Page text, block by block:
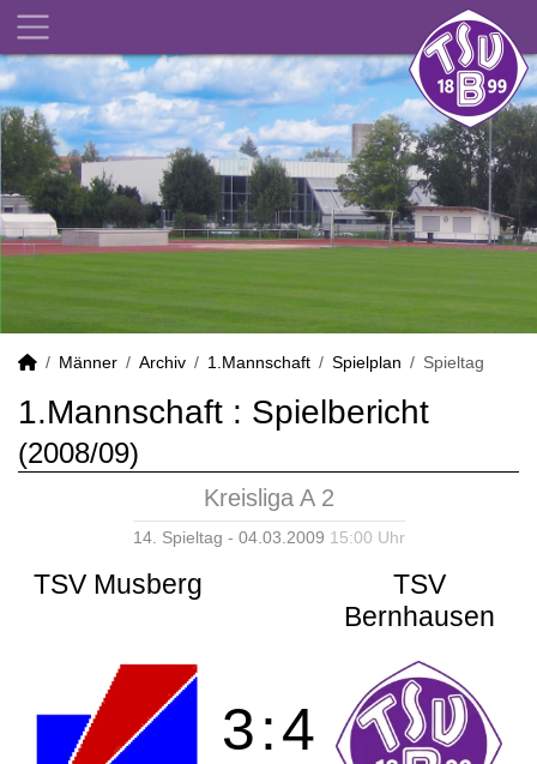
Männer Archiv 1.Mannschaft Spielplan Spieltag
1.Mannschaft : Spielbericht
(2008/09)
Kreisliga A 2
14. Spieltag - 04.03.2009 15:00 Uhr
TSV Musberg
TSV
Bernhausen
3:4